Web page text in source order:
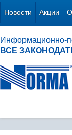
Новости Акции
Информационно-
ВСЕ